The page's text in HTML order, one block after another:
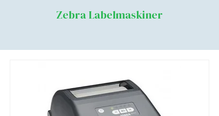
Zebra Labelmaskiner